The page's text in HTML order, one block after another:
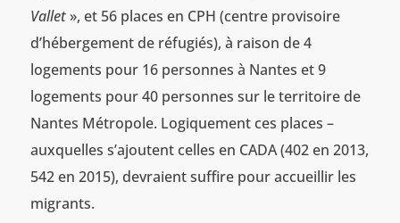
Vallet», et 56 places en CPH (centre provisoire
d’hébergement de réfugiés), à raison de 4
logements pour 16 personnes à Nantes et 9
logements pour 40 personnes sur le territoire de
Nantes Métropole. Logiquement ces places –
auxquelles s’ajoutent celles en CADA (402 en 2013,
542 en 2015), devraient suffire pour accueillir les
migrants.